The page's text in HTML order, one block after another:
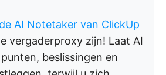
AI Notetaker van ClickUp
vergaderproxy zijn! Laat AI
beslissingen en